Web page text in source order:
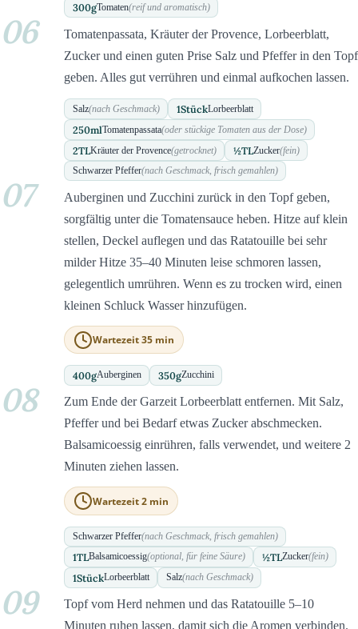
300gTomaten(reif und aromatisch)
06
Tomatenpassata, Kräuter der Provence, Lorbeerblatt,
Zucker und einen guten Prise Salz und Pfeffer in den Topf
geben. Alles gut verrühren und einmal aufkochen lassen.
Salz(nach Geschmack) 1StückLorbeerblatt
250mlTomatenpassata(oder stückige Tomaten aus der Dose)
2TLKräuter der Provence(getrocknet) ½TLZucker(fein)
Schwarzer Pfeffer(nach Geschmack, frisch gemahlen)
07
Auberginen und Zucchini zurück in den Topf geben,
sorgfältig unter die Tomatensauce heben. Hitze auf klein
stellen, Deckel auflegen und das Ratatouille bei sehr
milder Hitze 35–40 Minuten leise schmoren lassen,
gelegentlich umrühren. Wenn es zu trocken wird, einen
kleinen Schluck Wasser hinzufügen.
Wartezeit 35 min
400gAuberginen 350gZucchini
08
Zum Ende der Garzeit Lorbeerblatt entfernen. Mit Salz,
Pfeffer und bei Bedarf etwas Zucker abschmecken.
Balsamicoessig einrühren, falls verwendet, und weitere 2
Minuten ziehen lassen.
Wartezeit 2 min
Schwarzer Pfeffer(nach Geschmack, frisch gemahlen)
1TLBalsamicoessig(optional, für feine Säure) ½TLZucker(fein)
1StückLorbeerblatt Salz(nach Geschmack)
09
Topf vom Herd nehmen und das Ratatouille 5–10
Minuten ruhen lassen, damit sich die Aromen verbinden.